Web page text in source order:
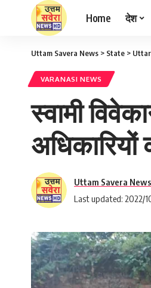
Home देश
Uttam Savera News > State >
VARANASI NEWS
स्वामी
अधिकारियों
Last updated: 2022/
Uttam Savera News